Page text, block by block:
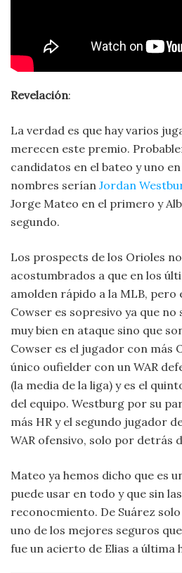
Revelación:
La verdad es que hay varios
merecen este premio.
candidatos en el bateo y uno
nombres serían Jordan
Jorge Mateo en el primero y
segundo.
Los prospects de los Orioles
acostumbrados a que en los
amolden rápido a la MLB, pero
Cowser es sopresivo ya que
muy bien en ataque sino que
Cowser es el jugador con más
único oufielder con un WAR
(la media de la liga) y es el
del equipo. Westburg por su
más HR y el segundo jugador
WAR ofensivo, solo por detrás
Mateo ya hemos dicho que es
puede usar en todo y que sin
reconocmiento. De Suárez
uno de los mejores seguros
fue un acierto de Elias a última